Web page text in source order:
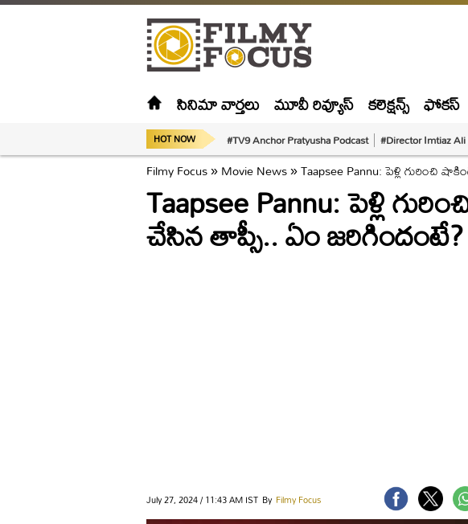
సినిమా వార్తలు మూవీ రివ్యూస్ కలెక్షన్స్ ఫోకస్
HOT NOW #TV9 Anchor Pratyusha Podcast #Director Imtiaz
Filmy Focus»Movie News»Taapsee Pannu: పెళ్లి గురించి
Taapsee Pannu: పెళ్లి
చేసిన తాప్సీ.. ఏం జరిగిందంటే?
July 27, 2024 / 11:43 AM IST By Filmy Focus